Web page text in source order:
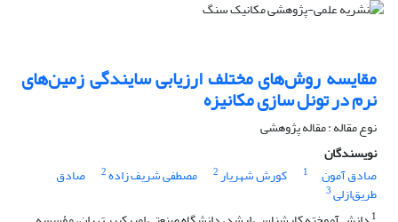
مقایسه روش‌های مختلف ارزیابی سایندگی زمین‌های
نرم در تونل سازی مکانیزه
نوع مقاله : مقاله پژوهشی
نویسندگان
صادق آمون
1 کورش شهریار2 مصطفی شریف زاده2 صادق
طریق‌ازلی3
1